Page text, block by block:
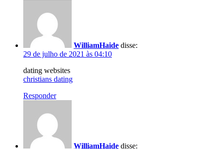
WilliamHaide disse:
29 de julho de 2021 às 04:10
dating websites
christians dating
Responder
WilliamHaide disse: